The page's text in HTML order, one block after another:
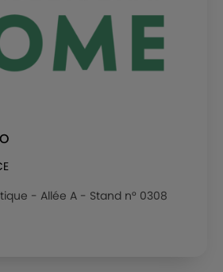
- Allée A - Stand n° 0308